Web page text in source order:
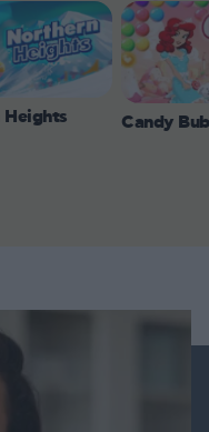
Candy